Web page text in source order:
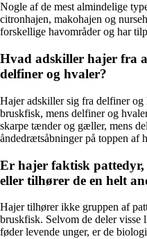
Nogle af de mest almindelige
citronhajen, makohajen og
forskellige havområder og har
Hvad adskiller hajer fra
delfiner og hvaler?
Hajer adskiller sig fra delfiner
bruskfisk, mens delfiner og
skarpe tænder og gæller, mens
åndedrætsåbninger på toppen af
Er hajer faktisk pattedyr,
eller tilhører de en helt
Hajer tilhører ikke gruppen af
bruskfisk. Selvom de deler visse
føder levende unger, er de